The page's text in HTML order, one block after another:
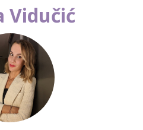
Vidučić